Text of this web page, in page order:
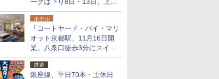
14日・15日
ホテル
「コートヤード・バイ・マリ
オット京都駅」11月16日開
業。八条口徒歩3分にスイー
ト含む全270室、ダイニング
も併設
鉄道
銀座線、平日70本・土休日